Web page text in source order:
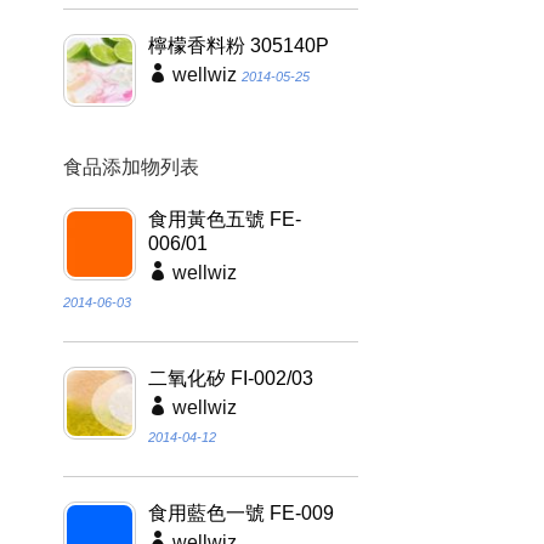
檸檬香料粉 305140P
wellwiz 2014-05-25
食品添加物列表
食用黃色五號 FE-
006/01
wellwiz
2014-06-03
二氧化矽 FI-002/03
wellwiz
2014-04-12
食用藍色一號 FE-009